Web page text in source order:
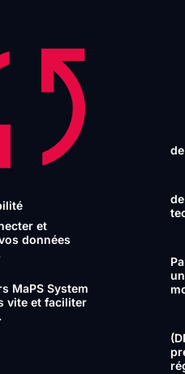
et
données
MaPS System
vite et faciliter